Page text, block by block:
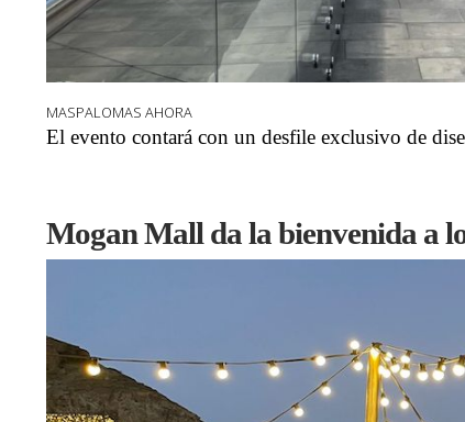
MASPALOMAS AHORA
El evento contará con un desfile exclusivo de
Mogan Mall da la bienvenida a